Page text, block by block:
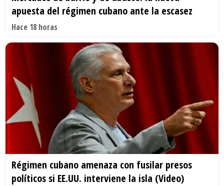
apuesta del régimen cubano ante la escasez
Hace 18 horas
Régimen cubano amenaza con fusilar presos
políticos si EE.UU. interviene la isla (Video)